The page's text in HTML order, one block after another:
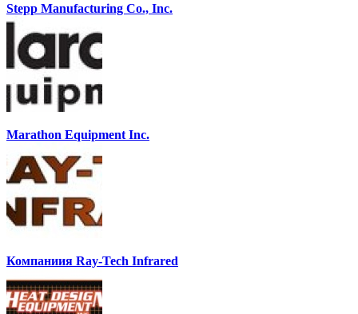
Stepp Manufacturing Co., Inc.
Marathon Equipment Inc.
Компаниия Ray-Tech Infrared